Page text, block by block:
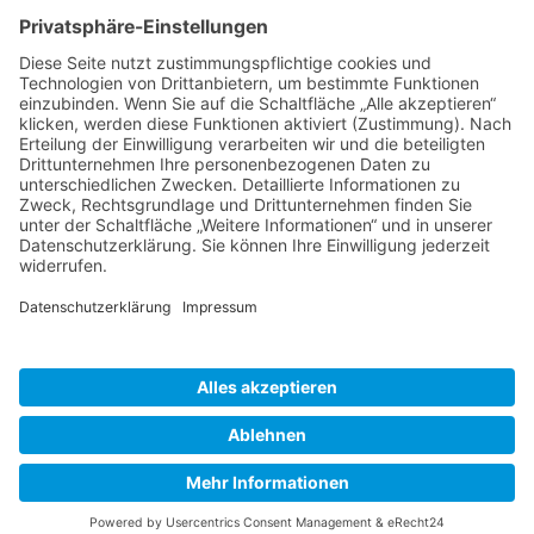
Recent Comments
dennisgloth.com | Meet & Street 2026 in Freiburg: Zu Gast
bei den Black Forest StreetszuMeet & Street Freiburg
Substack
Bluesky
Youtube
Instagram
Impressum
Richtlinie für Rückerstattungen und Rückgaben
Datenschutzerklärung
© 2026 andreas usenbenz. All Rights Reserved
Menu Manifest
Blog
Shop